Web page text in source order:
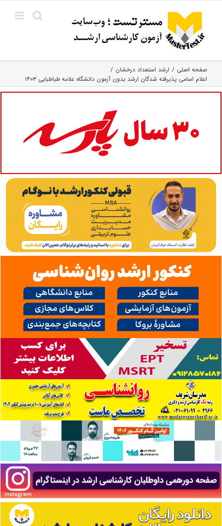
content
صفحه اصلی
ارشد استعداد درخشان
اعلام اسامی پذیرفته شدگان ارشد بدون آزمون دانشگاه علامه طباطبایی ۱۴۰۳